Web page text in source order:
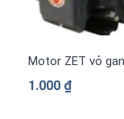
Motor ZET vỏ
1.000 ₫